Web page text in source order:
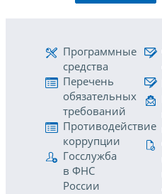
Программные
средства
Перечень
обязательных
требований
Противодействие
коррупции
Госслужба
в ФНС
России